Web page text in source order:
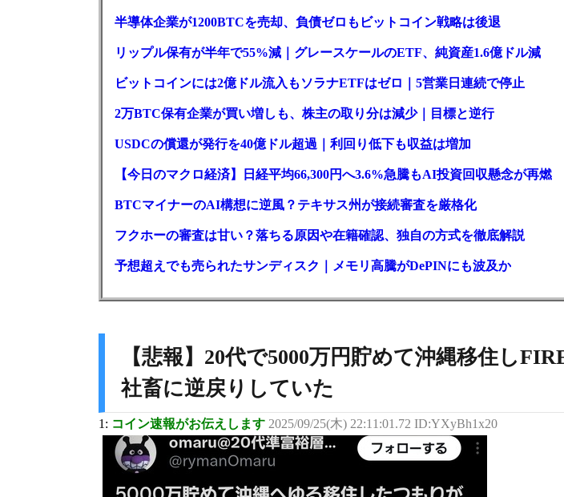
半導体企業が1200BTCを売却、負債ゼロもビットコイン戦略は後退
リップル保有が半年で55%減｜グレースケールのETF、純資産1.6億ドル減
ビットコインには2億ドル流入もソラナETFはゼロ｜5営業日連続で停止
2万BTC保有企業が買い増しも、株主の取り分は減少｜目標と逆行
USDCの償還が発行を40億ドル超過｜利回り低下も収益は増加
【今日のマクロ経済】日経平均66,300円へ3.6%急騰もAI投資回収懸念が再燃
BTCマイナーのAI構想に逆風？テキサス州が接続審査を厳格化
フクホーの審査は甘い？落ちる原因や在籍確認、独自の方式を徹底解説
予想超えでも売られたサンディスク｜メモリ高騰がDePINにも波及か
【悲報】20代で5000万円貯めて沖縄移住し
社畜に逆戻りしていた
1: コイン速報がお伝えします 2025/09/25(木) 22:11:01.72 ID:YXyBh1x20